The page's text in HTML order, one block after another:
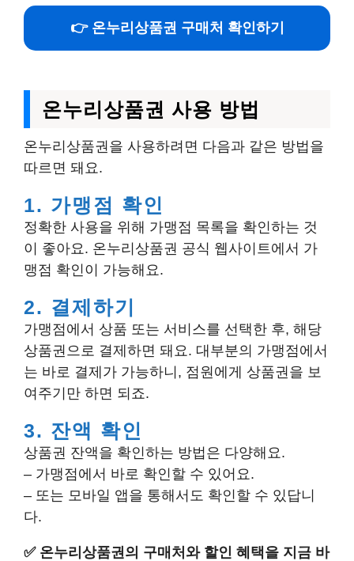
👉 온누리상품권 구매처 확인하기
온누리상품권 사용 방법
온누리상품권을 사용하려면 다음과 같은 방법을
따르면 돼요.
1. 가맹점 확인
정확한 사용을 위해 가맹점 목록을 확인하는 것
이 좋아요. 온누리상품권 공식 웹사이트에서 가
맹점 확인이 가능해요.
2. 결제하기
가맹점에서 상품 또는 서비스를 선택한 후, 해당
상품권으로 결제하면 돼요. 대부분의 가맹점에서
는 바로 결제가 가능하니, 점원에게 상품권을 보
여주기만 하면 되죠.
3. 잔액 확인
상품권 잔액을 확인하는 방법은 다양해요.
– 가맹점에서 바로 확인할 수 있어요.
– 또는 모바일 앱을 통해서도 확인할 수 있답니
다.
✅ 온누리상품권의 구매처와 할인 혜택을 지금 바